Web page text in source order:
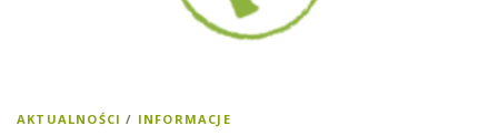
AKTUALNOŚCI / INFORMACJE